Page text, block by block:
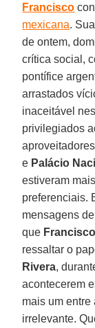
Francisco
mexicana.
de ontem,
crítica social,
pontífice
arrastados
inaceitável
privilegiados
e Palácio
estiveram
preferenciais.
mensagens
que Francisco
ressaltar o
Rivera,
acontecerem
mais um entre
irrelevante.